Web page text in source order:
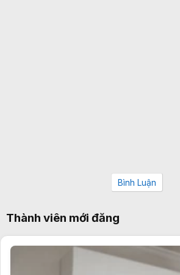
Bình Luận
Thành viên mới đăng